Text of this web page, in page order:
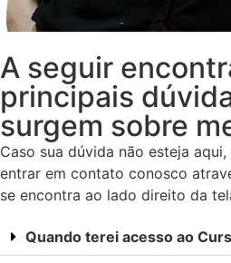
A seguir
principais
surgem sobre
Caso sua dúvida não esteja
entrar em contato conosco
se encontra ao lado direito da
Quando terei acesso ao